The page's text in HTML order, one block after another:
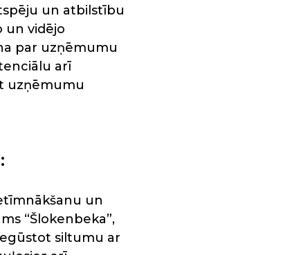
un atbilstību
un vidējo
par uzņēmumu
arī
uzņēmumu
un
“Šlokenbeka”,
siltumu ar